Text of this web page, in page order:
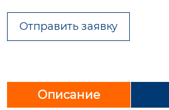
Отправить заявку
Описание